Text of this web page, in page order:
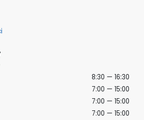
8:30 — 16:30
7:00 — 15:00
7:00 — 15:00
7:00 — 15:00